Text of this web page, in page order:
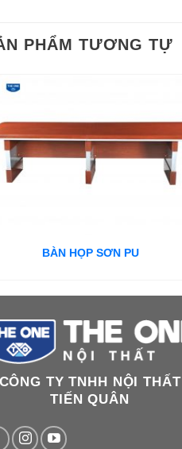
PHẨM TƯƠNG TỰ
BÀN HỌP SƠN PU
CÔNG TY TNHH NỘI THẤT
TIẾN QUÂN